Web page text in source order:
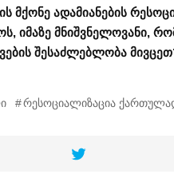
მქონე ადამიანების
იმაზე მნიშვნელოვანი,
შესაძლებლობა
რესოციალიზაცია